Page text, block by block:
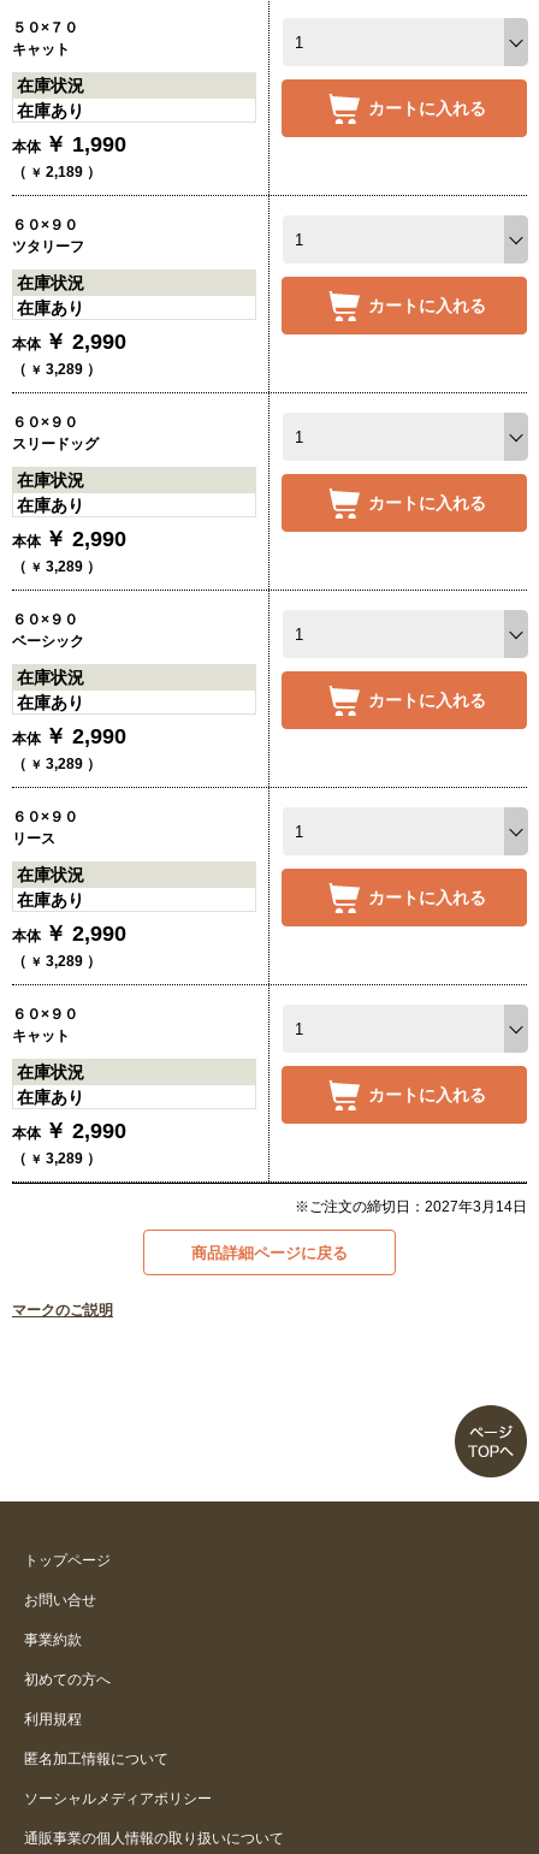
５０×７０
キャット
在庫状況
在庫あり
本体 ￥ 1,990
（ ￥ 2,189 ）
カートに入れる
６０×９０
ツタリーフ
在庫状況
在庫あり
本体 ￥ 2,990
（ ￥ 3,289 ）
カートに入れる
６０×９０
スリードッグ
在庫状況
在庫あり
本体 ￥ 2,990
（ ￥ 3,289 ）
カートに入れる
６０×９０
ベーシック
在庫状況
在庫あり
本体 ￥ 2,990
（ ￥ 3,289 ）
カートに入れる
６０×９０
リース
在庫状況
在庫あり
本体 ￥ 2,990
（ ￥ 3,289 ）
カートに入れる
６０×９０
キャット
在庫状況
在庫あり
本体 ￥ 2,990
（ ￥ 3,289 ）
カートに入れる
※ご注文の締切日：2027年3月14日
商品詳細ページに戻る
マークのご説明
トップページ
お問い合せ
事業約款
初めての方へ
利用規程
匿名加工情報について
ソーシャルメディアポリシー
通販事業の個人情報の取り扱いについて